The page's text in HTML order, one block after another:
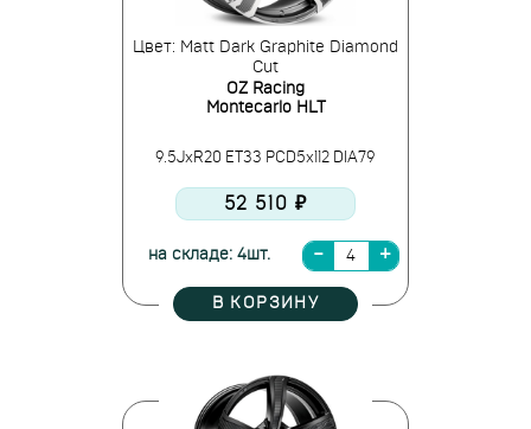
Цвет: Matt Dark Graphite Diamond
Cut
OZ Racing
Montecarlo HLT
9.5JxR20 ET33 PCD5x112 DIA79
52 510 ₽
на складе: 4шт.
В КОРЗИНУ